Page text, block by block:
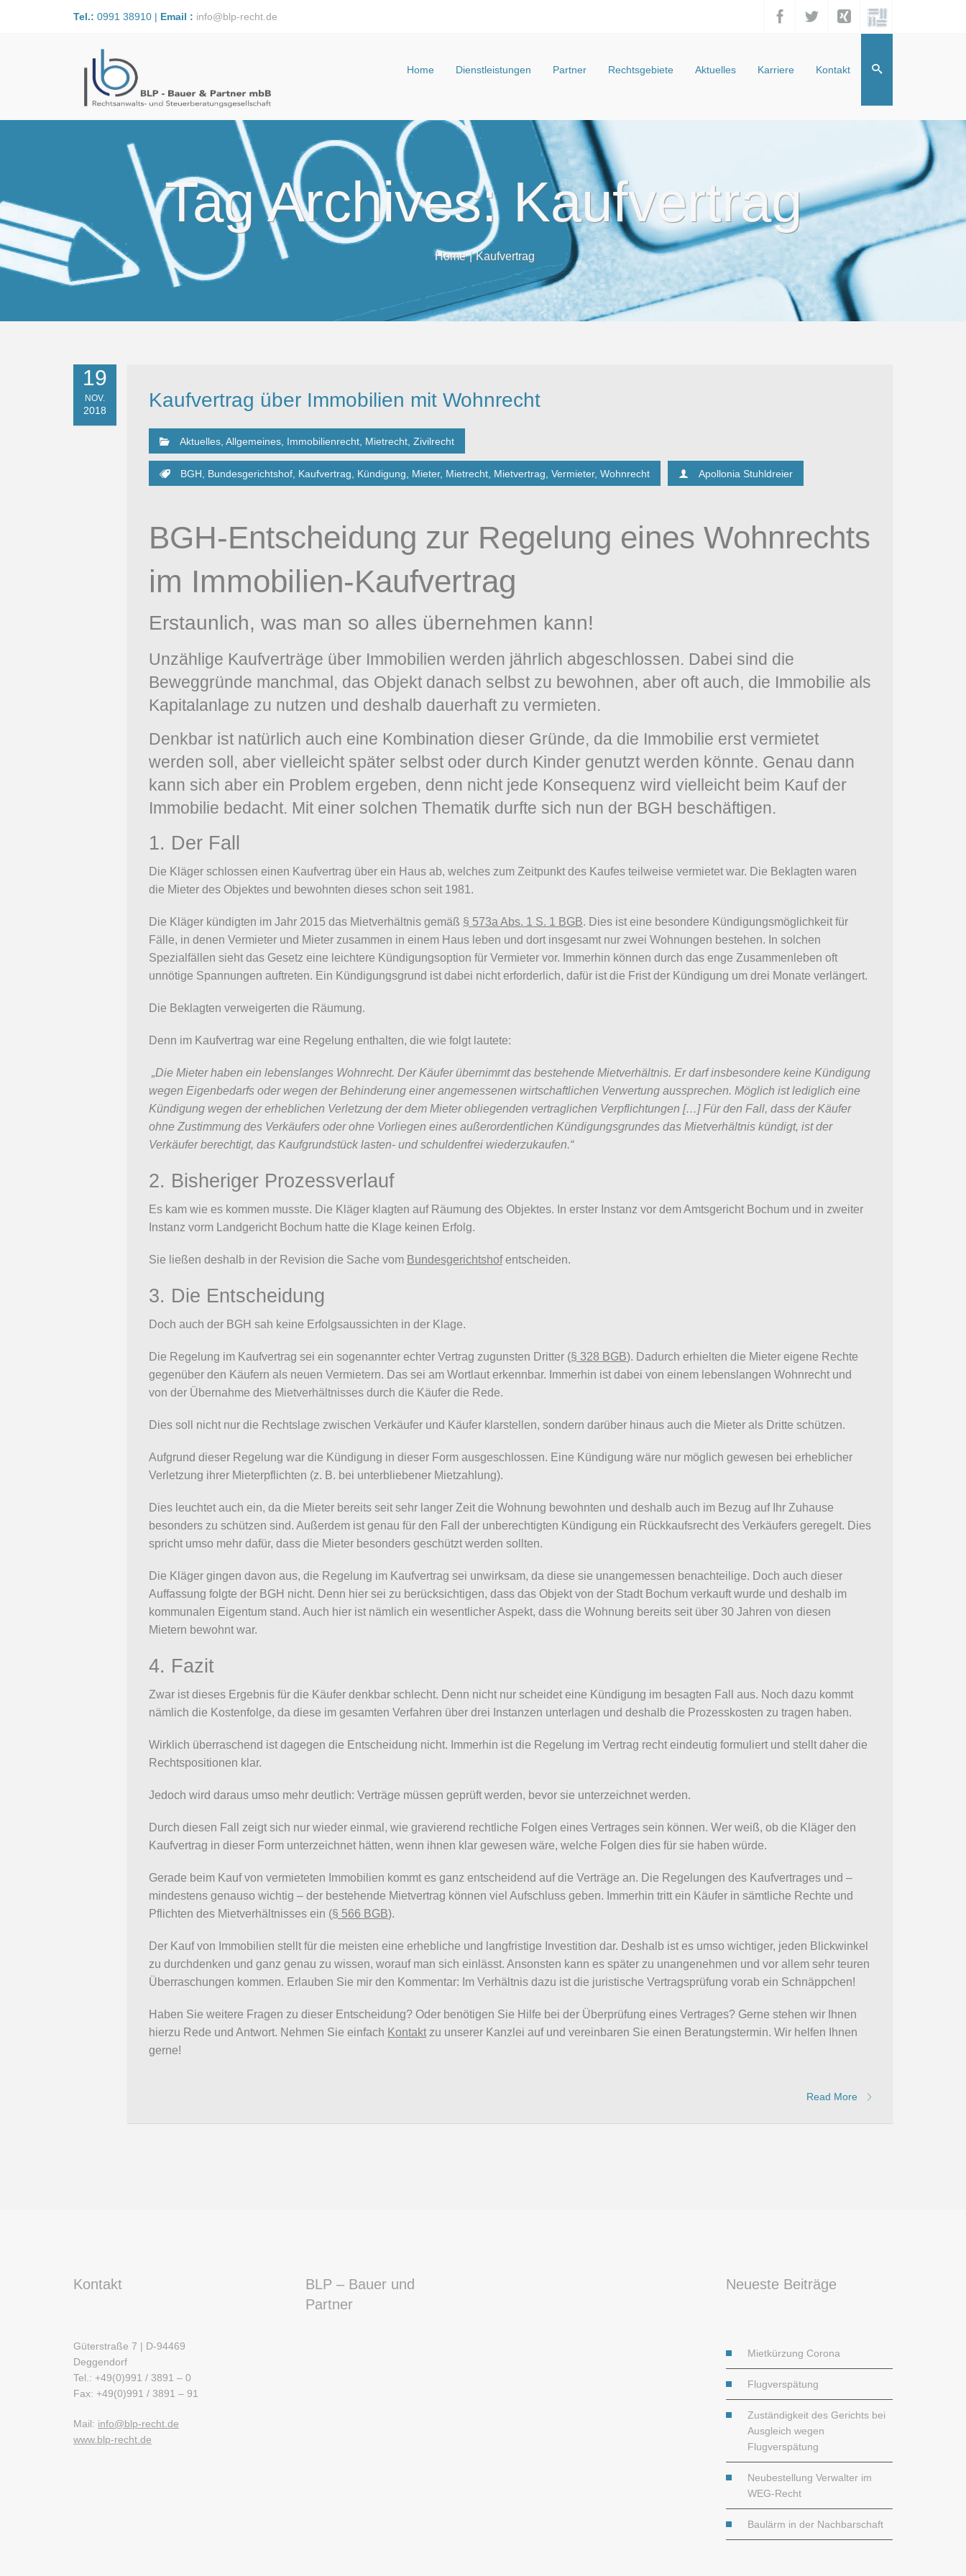
Tel.: 0991 38910 | Email : info@blp-recht.de
Home Dienstleistungen Partner Rechtsgebiete Aktuelles Karriere Kontakt
Tag Archives: Kaufvertrag
Home | Kaufvertrag
19
NOV.
2018 Kaufvertrag über Immobilien mit Wohnrecht
Aktuelles Allgemeines Immobilienrecht Mietrecht Zivilrecht
BGH Bundesgerichtshof Kaufvertrag Kündigung Mieter, Mietrecht Mietvertrag Vermieter, Wohnrecht Apollonia Stuhldreier
BGH-Entscheidung zur Regelung eines Wohnrechts
im Immobilien-Kaufvertrag
Erstaunlich, was man so alles übernehmen kann!
Unzählige Kaufverträge über Immobilien werden jährlich abgeschlossen. Dabei sind die
Beweggründe manchmal, das Objekt danach selbst zu bewohnen, aber oft auch, die Immobilie als
Kapitalanlage zu nutzen und deshalb dauerhaft zu vermieten.
Denkbar ist natürlich auch eine Kombination dieser Gründe, da die Immobilie erst vermietet
werden soll, aber vielleicht später selbst oder durch Kinder genutzt werden könnte. Genau dann
kann sich aber ein Problem ergeben, denn nicht jede Konsequenz wird vielleicht beim Kauf der
Immobilie bedacht. Mit einer solchen Thematik durfte sich nun der BGH beschäftigen.
1. Der Fall
Die Kläger schlossen einen Kaufvertrag über ein Haus ab, welches zum Zeitpunkt des Kaufes teilweise vermietet war. Die Beklagten waren
die Mieter des Objektes und bewohnten dieses schon seit 1981.
Die Kläger kündigten im Jahr 2015 das Mietverhältnis gemäß § 573a Abs. 1 S. 1 BGB. Dies ist eine besondere Kündigungsmöglichkeit für
Fälle, in denen Vermieter und Mieter zusammen in einem Haus leben und dort insgesamt nur zwei Wohnungen bestehen. In solchen
Spezialfällen sieht das Gesetz eine leichtere Kündigungsoption für Vermieter vor. Immerhin können durch das enge Zusammenleben oft
unnötige Spannungen auftreten. Ein Kündigungsgrund ist dabei nicht erforderlich, dafür ist die Frist der Kündigung um drei Monate verlängert.
Die Beklagten verweigerten die Räumung.
Denn im Kaufvertrag war eine Regelung enthalten, die wie folgt lautete:
„Die Mieter haben ein lebenslanges Wohnrecht. Der Käufer übernimmt das bestehende Mietverhältnis. Er darf insbesondere keine Kündigung
wegen Eigenbedarfs oder wegen der Behinderung einer angemessenen wirtschaftlichen Verwertung aussprechen. Möglich ist lediglich eine
Kündigung wegen der erheblichen Verletzung der dem Mieter obliegenden vertraglichen Verpflichtungen […] Für den Fall, dass der Käufer
ohne Zustimmung des Verkäufers oder ohne Vorliegen eines außerordentlichen Kündigungsgrundes das Mietverhältnis kündigt, ist der
Verkäufer berechtigt, das Kaufgrundstück lasten- und schuldenfrei wiederzukaufen.“
2. Bisheriger Prozessverlauf
Es kam wie es kommen musste. Die Kläger klagten auf Räumung des Objektes. In erster Instanz vor dem Amtsgericht Bochum und in zweiter
Instanz vorm Landgericht Bochum hatte die Klage keinen Erfolg.
Sie ließen deshalb in der Revision die Sache vom Bundesgerichtshofentscheiden.
3. Die Entscheidung
Doch auch der BGH sah keine Erfolgsaussichten in der Klage.
Die Regelung im Kaufvertrag sei ein sogenannter echter Vertrag zugunsten Dritter (§ 328 BGB). Dadurch erhielten die Mieter eigene Rechte
gegenüber den Käufern als neuen Vermietern. Das sei am Wortlaut erkennbar. Immerhin ist dabei von einem lebenslangen Wohnrecht und
von der Übernahme des Mietverhältnisses durch die Käufer die Rede.
Dies soll nicht nur die Rechtslage zwischen Verkäufer und Käufer klarstellen, sondern darüber hinaus auch die Mieter als Dritte schützen.
Aufgrund dieser Regelung war die Kündigung in dieser Form ausgeschlossen. Eine Kündigung wäre nur möglich gewesen bei erheblicher
Verletzung ihrer Mieterpflichten (z. B. bei unterbliebener Mietzahlung).
Dies leuchtet auch ein, da die Mieter bereits seit sehr langer Zeit die Wohnung bewohnten und deshalb auch im Bezug auf Ihr Zuhause
besonders zu schützen sind. Außerdem ist genau für den Fall der unberechtigten Kündigung ein Rückkaufsrecht des Verkäufers geregelt. Dies
spricht umso mehr dafür, dass die Mieter besonders geschützt werden sollten.
Die Kläger gingen davon aus, die Regelung im Kaufvertrag sei unwirksam, da diese sie unangemessen benachteilige. Doch auch dieser
Auffassung folgte der BGH nicht. Denn hier sei zu berücksichtigen, dass das Objekt von der Stadt Bochum verkauft wurde und deshalb im
kommunalen Eigentum stand. Auch hier ist nämlich ein wesentlicher Aspekt, dass die Wohnung bereits seit über 30 Jahren von diesen
Mietern bewohnt war.
4. Fazit
Zwar ist dieses Ergebnis für die Käufer denkbar schlecht. Denn nicht nur scheidet eine Kündigung im besagten Fall aus. Noch dazu kommt
nämlich die Kostenfolge, da diese im gesamten Verfahren über drei Instanzen unterlagen und deshalb die Prozesskosten zu tragen haben.
Wirklich überraschend ist dagegen die Entscheidung nicht. Immerhin ist die Regelung im Vertrag recht eindeutig formuliert und stellt daher die
Rechtspositionen klar.
Jedoch wird daraus umso mehr deutlich: Verträge müssen geprüft werden, bevor sie unterzeichnet werden.
Durch diesen Fall zeigt sich nur wieder einmal, wie gravierend rechtliche Folgen eines Vertrages sein können. Wer weiß, ob die Kläger den
Kaufvertrag in dieser Form unterzeichnet hätten, wenn ihnen klar gewesen wäre, welche Folgen dies für sie haben würde.
Gerade beim Kauf von vermieteten Immobilien kommt es ganz entscheidend auf die Verträge an. Die Regelungen des Kaufvertrages und –
mindestens genauso wichtig – der bestehende Mietvertrag können viel Aufschluss geben. Immerhin tritt ein Käufer in sämtliche Rechte und
Pflichten des Mietverhältnisses ein (§ 566 BGB).
Der Kauf von Immobilien stellt für die meisten eine erhebliche und langfristige Investition dar. Deshalb ist es umso wichtiger, jeden Blickwinkel
zu durchdenken und ganz genau zu wissen, worauf man sich einlässt. Ansonsten kann es später zu unangenehmen und vor allem sehr teuren
Überraschungen kommen. Erlauben Sie mir den Kommentar: Im Verhältnis dazu ist die juristische Vertragsprüfung vorab ein Schnäppchen!
Haben Sie weitere Fragen zu dieser Entscheidung? Oder benötigen Sie Hilfe bei der Überprüfung eines Vertrages? Gerne stehen wir Ihnen
hierzu Rede und Antwort. Nehmen Sie einfach Kontakt zu unserer Kanzlei auf und vereinbaren Sie einen Beratungstermin. Wir helfen Ihnen
gerne!
Read More
Kontakt
Güterstraße 7 | D-94469
Deggendorf
Tel.: +49(0)991 / 3891 – 0
Fax: +49(0)991 / 3891 – 91
Mail: info@blp-recht.de
www.blp-recht.de
BLP – Bauer und
Partner
Neueste Beiträge
Mietkürzung Corona
Flugverspätung
Zuständigkeit des Gerichts bei
Ausgleich wegen
Flugverspätung
Neubestellung Verwalter im
WEG-Recht
Baulärm in der Nachbarschaft